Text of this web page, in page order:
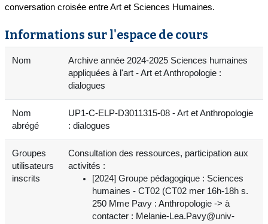
conversation croisée entre Art et Sciences Humaines.
Informations sur l'espace de cours
Nom
Archive année 2024-2025 Sciences humaines
appliquées à l'art - Art et Anthropologie :
dialogues
Nom
abrégé
UP1-C-ELP-D3011315-08 - Art et Anthropologie
: dialogues
Groupes
utilisateurs
inscrits
Consultation des ressources, participation aux
activités :
[2024] Groupe pédagogique : Sciences
humaines - CT02 (CT02 mer 16h-18h s.
250 Mme Pavy : Anthropologie -> à
contacter : Melanie-Lea.Pavy@univ-